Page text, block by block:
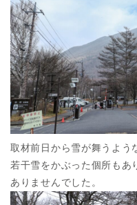
取材前日から雪が舞うよう
若干雪をかぶった個所もあ
ありませんでした。